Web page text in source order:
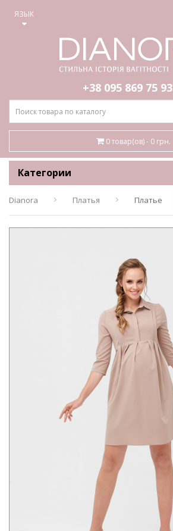
ЯЗЫК
+38 095 869 75 93
0 товар(ов) - 0 грн.
Категории
Dianora Платья Платье